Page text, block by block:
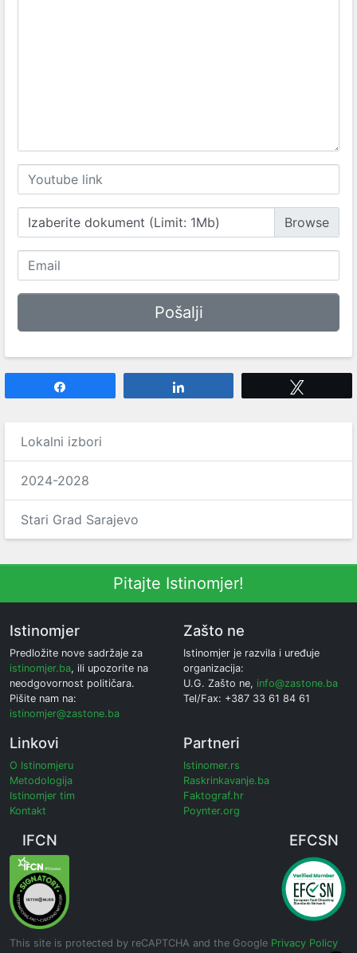
Izaberite dokument (Limit: 1Mb)
Lokalni izbori
2024-2028
Stari Grad Sarajevo
Pitajte Istinomjer!
Istinomjer
Predložite nove sadržaje za
istinomjer.ba, ili upozorite na
neodgovornost političara.
Pišite nam na:
istinomjer@zastone.ba
Zašto ne
Istinomjer je razvila i uređuje
organizacija:
U.G. Zašto ne, info@zastone.ba
Tel/Fax: +387 33 61 84 61
Linkovi
O Istinomjeru
Metodologija
Istinomjer tim
Kontakt
Partneri
Istinomer.rs
Raskrinkavanje.ba
Faktograf.hr
Poynter.org
IFCN EFCSN
This site is protected by reCAPTCHA and the Google Privacy Policy